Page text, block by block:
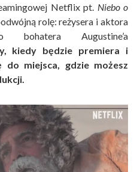
Netflix pt. Niebo o
rolę: reżysera i aktora
bohatera Augustine’a
kiedy będzie premiera i
do miejsca, gdzie możesz